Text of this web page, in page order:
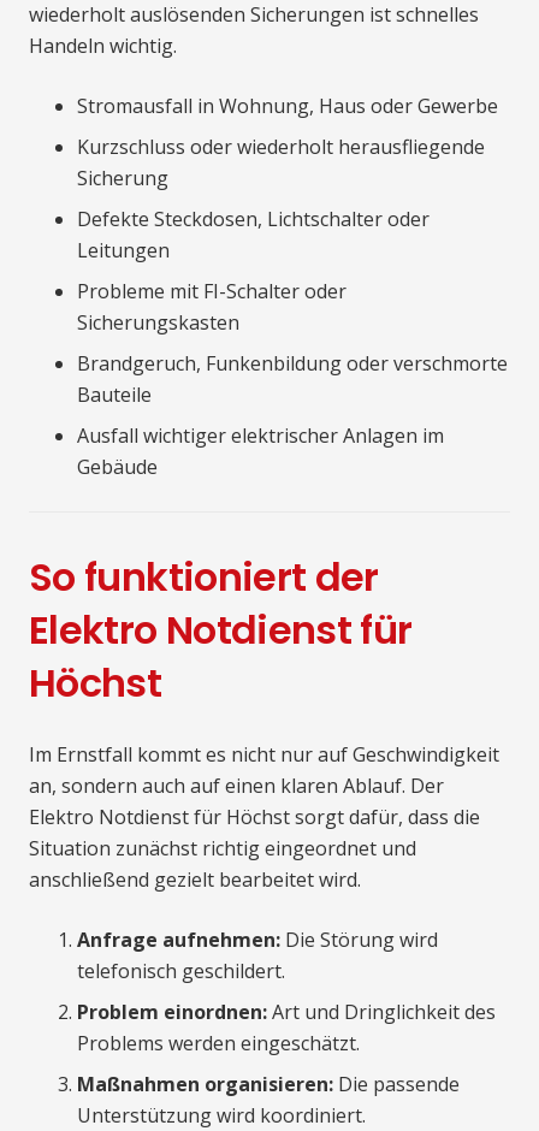
wiederholt auslösenden Sicherungen ist schnelles
Handeln wichtig.
Stromausfall in Wohnung, Haus oder Gewerbe
Kurzschluss oder wiederholt herausfliegende
Sicherung
Defekte Steckdosen, Lichtschalter oder
Leitungen
Probleme mit FI-Schalter oder
Sicherungskasten
Brandgeruch, Funkenbildung oder verschmorte
Bauteile
Ausfall wichtiger elektrischer Anlagen im
Gebäude
So funktioniert der
Elektro Notdienst für
Höchst
Im Ernstfall kommt es nicht nur auf Geschwindigkeit
an, sondern auch auf einen klaren Ablauf. Der
Elektro Notdienst für Höchst sorgt dafür, dass die
Situation zunächst richtig eingeordnet und
anschließend gezielt bearbeitet wird.
Anfrage aufnehmen: Die Störung wird
telefonisch geschildert.
Problem einordnen:Art und Dringlichkeit des
Problems werden eingeschätzt.
Maßnahmen organisieren: Die passende
Unterstützung wird koordiniert.